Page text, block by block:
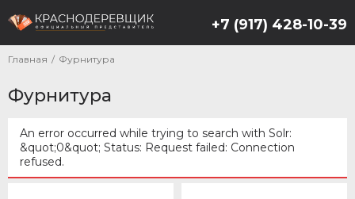
+7 (917) 428-10-39
Главная / Фурнитура
Фурнитура
Сообщение об ошибке
An error occurred while trying to search with Solr:
&quot;0&quot; Status: Request failed: Connection
refused.